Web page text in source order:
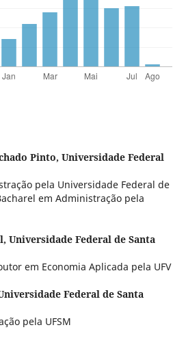
Pinto, Universidade Federal
pela Universidade Federal de
em Administração pela
Universidade Federal de Santa
em Economia Aplicada pela UFV
Federal de Santa
pela UFSM